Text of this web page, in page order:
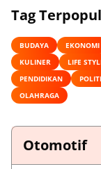
Tag
BUDAYA EKONOMI
KULINER
LIFE
PENDIDIKAN
OLAHRAGA
Otomotif